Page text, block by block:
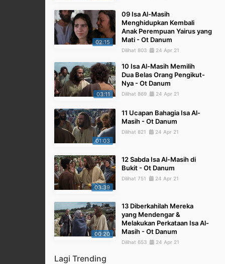
02:15
09 Isa Al-Masih
Menghidupkan Kembali
Anak Perempuan Yairus yang
Mati - Ot Danum
Dilihat 803 24 Apr 21
03:11
10 Isa Al-Masih Memilih
Dua Belas Orang Pengikut-
Nya - Ot Danum
Dilihat 869 24 Apr 21
01:03
11 Ucapan Bahagia Isa Al-
Masih - Ot Danum
Dilihat 821 24 Apr 21
03:39
12 Sabda Isa Al-Masih di
Bukit - Ot Danum
Dilihat 751 24 Apr 21
00:20
13 Diberkahilah Mereka
yang Mendengar &
Melakukan Perkataan Isa Al-
Masih - Ot Danum
Dilihat 653 24 Apr 21
Lagi Trending